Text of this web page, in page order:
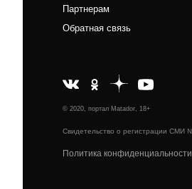
Партнерам
Обратная связь
© 2020, портал Matador, 18+
Свидетельство о регистрации СМИ
Политика конфиденциальности